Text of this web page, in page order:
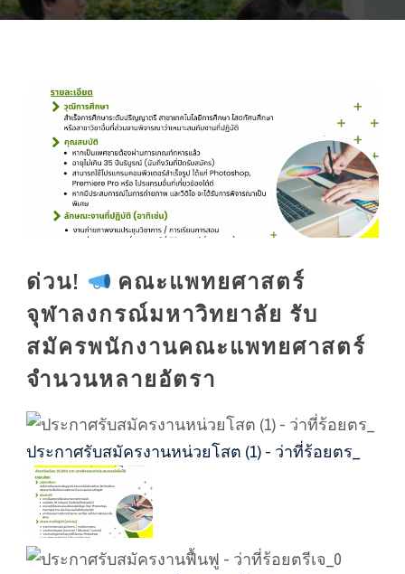
ด่วน!
คณะแพทยศาสตร์
จุฬาลงกรณ์มหาวิทยาลัย รับ
สมัครพนักงานคณะแพทยศาสตร์
จำนวนหลายอัตรา
ประกาศรับสมัครงานหน่วยโสต (1) - ว่าที่ร้อยตร_